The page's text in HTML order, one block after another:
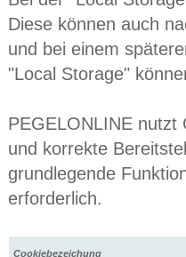
Diese können auch
und bei einem
"Local Storage"
PEGELONLINE nutzt
und korrekte
grundlegende
erforderlich.
Cookiebezeichung